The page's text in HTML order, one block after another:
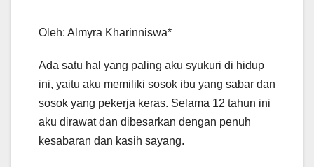
Oleh: Almyra Kharinniswa*
Ada satu hal yang paling aku syukuri di hidup
ini, yaitu aku memiliki sosok ibu yang sabar dan
sosok yang pekerja keras. Selama 12 tahun ini
aku dirawat dan dibesarkan dengan penuh
kesabaran dan kasih sayang.